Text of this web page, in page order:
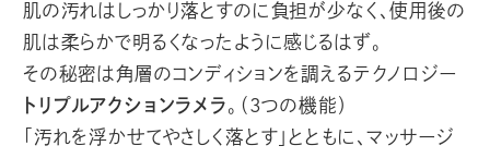
肌の汚れはしっかり落とすのに負担が少なく、使用後の
肌は柔らかで明るくなったように感じるはず。
その秘密は角層のコンディションを調えるテクノロジー
トリプルアクションラメラ。（3つの機能）
「汚れを浮かせてやさしく落とす」とともに、マッサージ